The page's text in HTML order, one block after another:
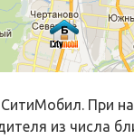
При
из числа